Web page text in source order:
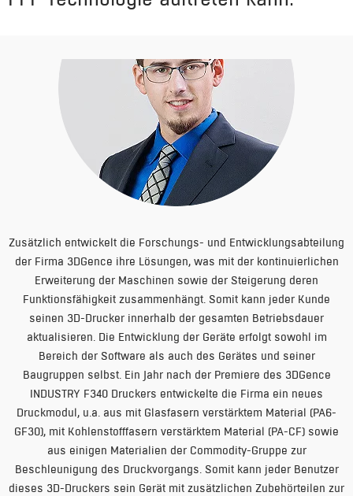
Zusätzlich entwickelt die Forschungs- und Entwicklungsabteilung
der Firma 3DGence ihre Lösungen, was mit der kontinuierlichen
Erweiterung der Maschinen sowie der Steigerung deren
Funktionsfähigkeit zusammenhängt. Somit kann jeder Kunde
seinen 3D-Drucker innerhalb der gesamten Betriebsdauer
aktualisieren. Die Entwicklung der Geräte erfolgt sowohl im
Bereich der Software als auch des Gerätes und seiner
Baugruppen selbst. Ein Jahr nach der Premiere des 3DGence
INDUSTRY F340 Druckers entwickelte die Firma ein neues
Druckmodul, u.a. aus mit Glasfasern verstärktem Material (PA6-
GF30), mit Kohlenstofffasern verstärktem Material (PA-CF) sowie
aus einigen Materialien der Commodity-Gruppe zur
Beschleunigung des Druckvorgangs. Somit kann jeder Benutzer
dieses 3D-Druckers sein Gerät mit zusätzlichen Zubehörteilen zur